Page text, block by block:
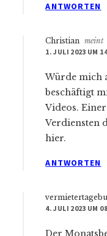
ANTWORTEN
Christian meint
1. JULI 2023 UM
Würde mich
beschäftigt
Videos.
Verdiensten
hier.
ANTWORTEN
4. JULI 2023 UM
Der